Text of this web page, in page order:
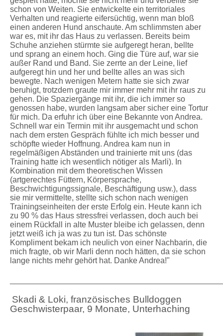
schon von Weiten. Sie entwickelte ein territoriales
Verhalten und reagierte eifersüchtig, wenn man bloß
einen anderen Hund anschaute. Am schlimmsten aber
war es, mit ihr das Haus zu verlassen. Bereits beim
Schuhe anziehen stürmte sie aufgeregt heran, bellte
und sprang an einem hoch. Ging die Türe auf, war sie
außer Rand und Band. Sie zerrte an der Leine, lief
aufgeregt hin und her und bellte alles an was sich
bewegte. Nach wenigen Metern hatte sie sich zwar
beruhigt, trotzdem graute mir immer mehr mit ihr raus zu
gehen. Die Spaziergänge mit ihr, die ich immer so
genossen habe, wurden langsam aber sicher eine Tortur
für mich. Da erfuhr ich über eine Bekannte von Andrea.
Schnell war ein Termin mit ihr ausgemacht und schon
nach dem ersten Gespräch fühlte ich mich besser und
schöpfte wieder Hoffnung. Andrea kam nun in
regelmäßigen Abständen und trainierte mit uns (das
Training hatte ich wesentlich nötiger als Marli). In
Kombination mit dem theoretischen Wissen
(artgerechtes Füttern, Körpersprache,
Beschwichtigungssignale, Beschäftigung usw.), dass
sie mir vermittelte, stellte sich schon nach wenigen
Trainingseinheiten der erste Erfolg ein. Heute kann ich
zu 90 % das Haus stressfrei verlassen, doch auch bei
einem Rückfall in alte Muster bleibe ich gelassen, denn
jetzt weiß ich ja was zu tun ist. Das schönste
Kompliment bekam ich neulich von einer Nachbarin, die
mich fragte, ob wir Marli denn noch hätten, da sie schon
lange nichts mehr gehört hat. Danke Andrea!"
Skadi & Loki, französisches Bulldoggen
Geschwisterpaar, 9 Monate, Unterhaching